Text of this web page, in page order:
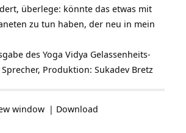
überlege: könnte das etwas mit
zu tun haben, der neu in mein
des Yoga Vidya Gelassenheits-
Produktion: Sukadev Bretz
window | Download